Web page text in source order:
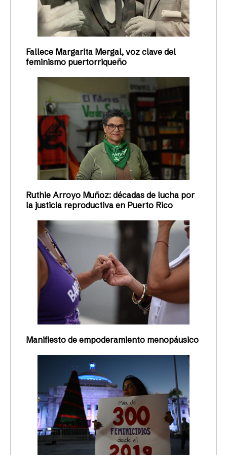
Fallece Margarita Mergal, voz clave del
feminismo puertorriqueño
Ruthie Arroyo Muñoz: décadas de lucha por
la justicia reproductiva en Puerto Rico
Manifiesto de empoderamiento menopáusico